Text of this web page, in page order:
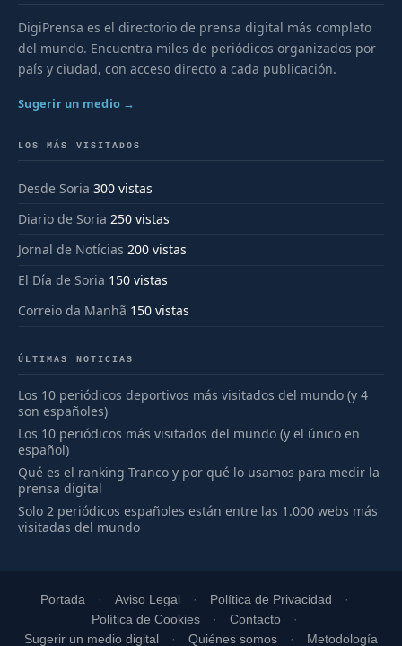
DigiPrensa es el directorio de prensa digital más completo
del mundo. Encuentra miles de periódicos organizados por
país y ciudad, con acceso directo a cada publicación.
Sugerir un medio →
LOS MÁS VISITADOS
Desde Soria 300 vistas
Diario de Soria 250 vistas
Jornal de Notícias 200 vistas
El Día de Soria 150 vistas
Correio da Manhã 150 vistas
ÚLTIMAS NOTICIAS
Los 10 periódicos deportivos más visitados del mundo (y 4
son españoles)
Los 10 periódicos más visitados del mundo (y el único en
español)
Qué es el ranking Tranco y por qué lo usamos para medir la
prensa digital
Solo 2 periódicos españoles están entre las 1.000 webs más
visitadas del mundo
Portada Aviso Legal
Política de Privacidad
Política de Cookies
Contacto
Sugerir un medio digital
Quiénes somos Metodología